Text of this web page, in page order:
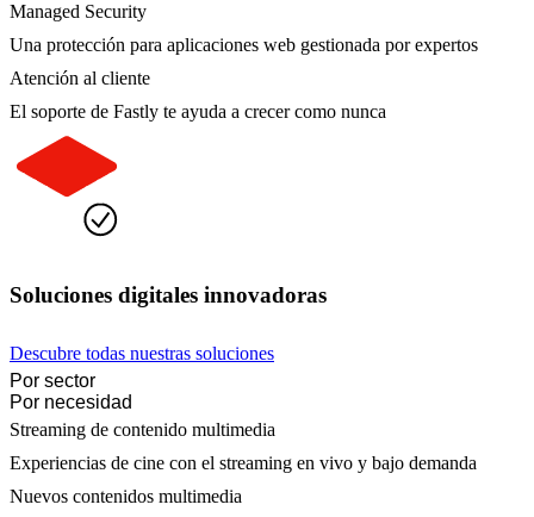
Managed Security
Una protección para aplicaciones web gestionada por expertos
Atención al cliente
El soporte de Fastly te ayuda a crecer como nunca
Soluciones digitales innovadoras
Descubre todas nuestras soluciones
Por sector
Por necesidad
Streaming de contenido multimedia
Experiencias de cine con el streaming en vivo y bajo demanda
Nuevos contenidos multimedia